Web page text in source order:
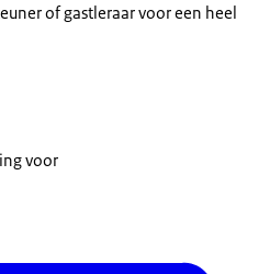
of gastleraar voor een heel
voor